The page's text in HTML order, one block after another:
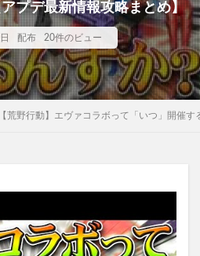
プデ最新情報攻略まとめ】
配布 20件のビュー
【荒野行動】エヴァコラボって「いつ」開催